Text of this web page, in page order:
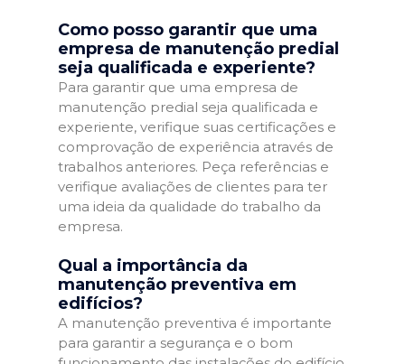
Como posso garantir que uma
empresa de manutenção predial
seja qualificada e experiente?
Para garantir que uma empresa de
manutenção predial seja qualificada e
experiente, verifique suas certificações e
comprovação de experiência através de
trabalhos anteriores. Peça referências e
verifique avaliações de clientes para ter
uma ideia da qualidade do trabalho da
empresa.
Qual a importância da
manutenção preventiva em
edifícios?
A manutenção preventiva é importante
para garantir a segurança e o bom